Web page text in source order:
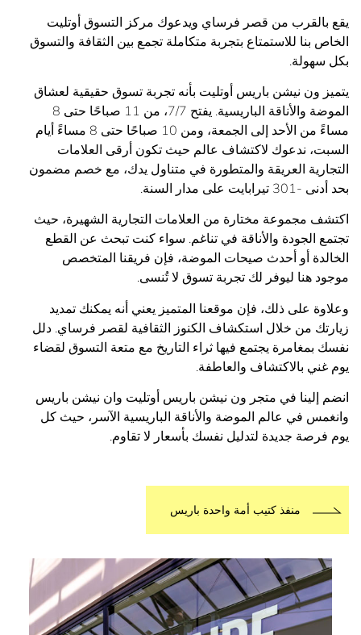
من قصر فرساي ويدعوك مركز التسوق أوتليت
للاستمتاع بتجربة متكاملة تجمع بين الثقافة والتسوق
ون نيشن باريس أوتليت بأنه تجربة تسوق حقيقية لعشاق
الموضة والأناقة الباريسية. يفتح 7/7، من 11 صباحًا حتى 8
مساءً من الأحد إلى الجمعة، ومن 10 صباحًا حتى 8 مساءً أيام
ندعوك لاكتشاف عالم حيث تكون أرقى العلامات
العريقة والمتطورة في متناول يدك، مع خصم مضمون
مدار السنة.
مجموعة مختارة من العلامات التجارية الشهيرة، حيث
الجودة والأناقة في تناغم. سواء كنت تبحث عن القطع
أو أحدث صيحات الموضة، فإن فريقنا المتخصص
هنا ليوفر لك تجربة تسوق لا تُنسى.
على ذلك، فإن موقعنا المتميز يعني أنه يمكنك تمديد
من خلال استكشاف الكنوز الثقافية لقصر فرساي. دلل
يجتمع فيها ثراء التاريخ مع متعة التسوق لقضاء
بالاكتشاف والعاطفة.
في متجر ون نيشن باريس أوتليت وان نيشن باريس
في عالم الموضة والأناقة الباريسية الآسر، حيث كل
جديدة لتدليل نفسك بأسعار لا تقاوم.
منفذ كتيب أمة واحدة باريس